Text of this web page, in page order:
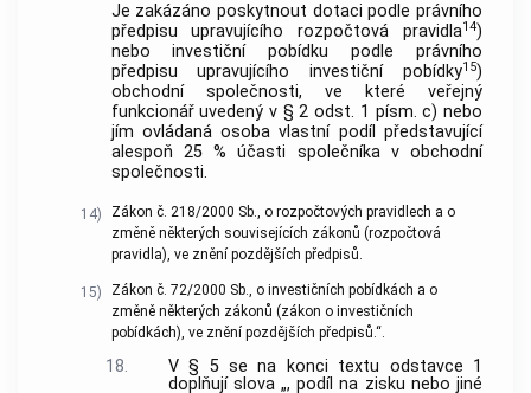
Je zakázáno poskytnout dotaci podle právního
předpisu upravujícího rozpočtová pravidla14)
nebo investiční pobídku podle právního
předpisu upravujícího investiční pobídky15)
obchodní společnosti, ve které veřejný
funkcionář uvedený v § 2 odst. 1 písm. c) nebo
jím ovládaná osoba vlastní podíl představující
alespoň 25 % účasti společníka v obchodní
společnosti.
14)
Zákon č. 218/2000 Sb., o rozpočtových pravidlech a o
změně některých souvisejících zákonů (rozpočtová
pravidla), ve znění pozdějších předpisů.
15)
Zákon č. 72/2000 Sb., o investičních pobídkách a o
změně některých zákonů (zákon o investičních
pobídkách), ve znění pozdějších předpisů.“.
18.
V § 5 se na konci textu odstavce 1
doplňují slova „, podíl na zisku nebo jiné